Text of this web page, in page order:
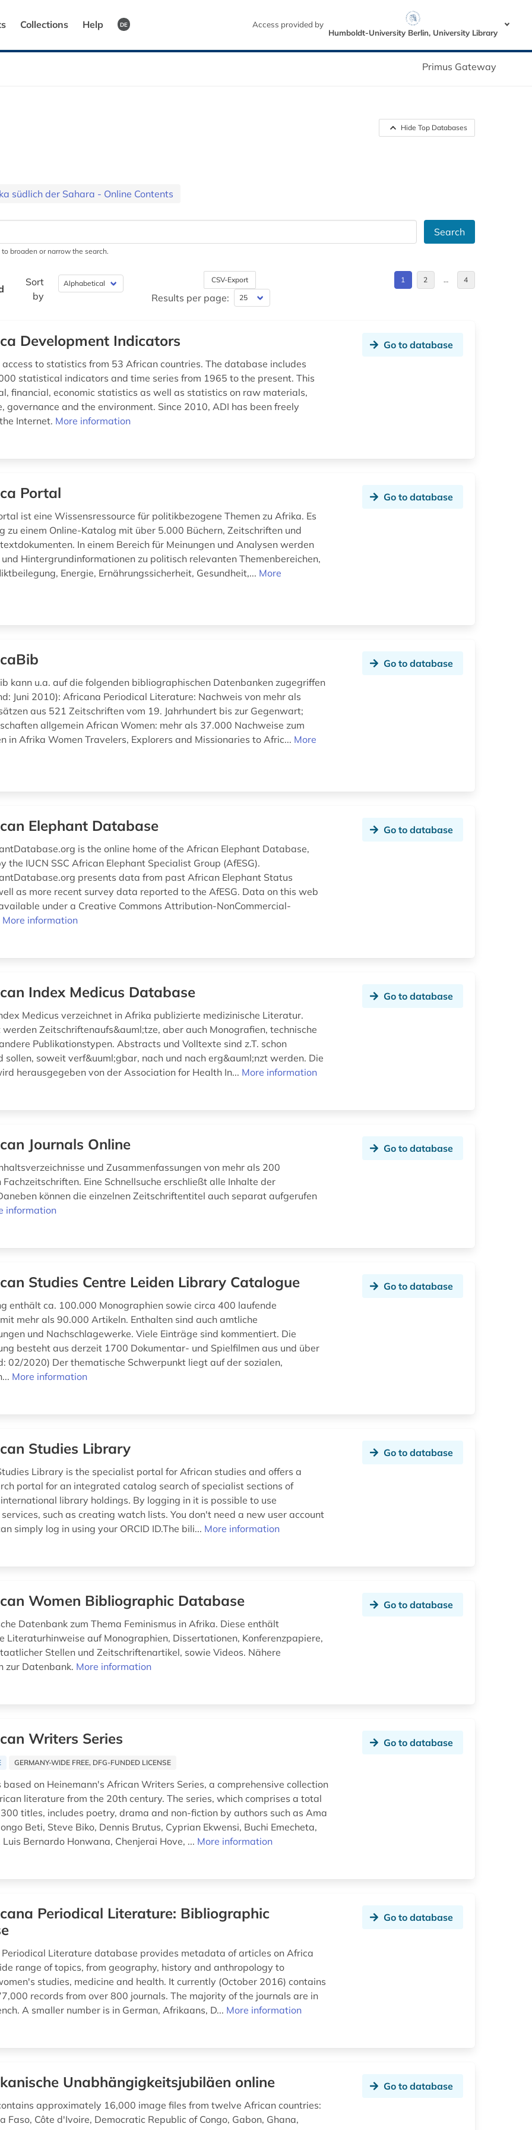
Collections Help DE
Access provided by
Humboldt-University Berlin, University Library
Primus Gateway
Hide Top Databases
südlich der Sahara - Online Contents
Search
broaden or narrow the search.
Sort
by
CSV-Export
Results per page:
1 2 … 4
Development Indicators
to statistics from 53 African countries. The database includes
statistical indicators and time series from 1965 to the present. This
financial, economic statistics as well as statistics on raw materials,
governance and the environment. Since 2010, ADI has been freely
Internet. More information
Go to database
Portal
ist eine Wissensressource für politikbezogene Themen zu Afrika. Es
zu einem Online-Katalog mit über 5.000 Büchern, Zeitschriften und
In einem Bereich für Meinungen und Analysen werden
Hintergrundinformationen zu politisch relevanten Themenbereichen,
Energie, Ernährungssicherheit, Gesundheit,... More
Go to database
kann u.a. auf die folgenden bibliographischen Datenbanken zugegriffen
Juni 2010): Africana Periodical Literature: Nachweis von mehr als
aus 521 Zeitschriften vom 19. Jahrhundert bis zur Gegenwart;
allgemein African Women: mehr als 37.000 Nachweise zum
in Afrika Women Travelers, Explorers and Missionaries to Afric... More
Go to database
Elephant Database
is the online home of the African Elephant Database,
the IUCN SSC African Elephant Specialist Group (AfESG).
presents data from past African Elephant Status
as more recent survey data reported to the AfESG. Data on this web
under a Creative Commons Attribution-NonCommercial-
More information
Go to database
Index Medicus Database
Medicus verzeichnet in Afrika publizierte medizinische Literatur.
Zeitschriftenaufs&auml;tze, aber auch Monografien, technische
Publikationstypen. Abstracts und Volltexte sind z.T. schon
sollen, soweit verf&uuml;gbar, nach und nach erg&auml;nzt werden. Die
herausgegeben von der Association for Health In... More information
Go to database
Journals Online
und Zusammenfassungen von mehr als 200
Eine Schnellsuche erschließt alle Inhalte der
können die einzelnen Zeitschriftentitel auch separat aufgerufen
information
Go to database
Studies Centre Leiden Library Catalogue
enthält ca. 100.000 Monographien sowie circa 400 laufende
mehr als 90.000 Artikeln. Enthalten sind auch amtliche
und Nachschlagewerke. Viele Einträge sind kommentiert. Die
besteht aus derzeit 1700 Dokumentar- und Spielfilmen aus und über
02/2020) Der thematische Schwerpunkt liegt auf der sozialen,
More information
Go to database
Studies Library
Library is the specialist portal for African studies and offers a
portal for an integrated catalog search of specialist sections of
library holdings. By logging in it is possible to use
such as creating watch lists. You don't need a new user account
simply log in using your ORCID ID.The bili... More information
Go to database
Women Bibliographic Database
Datenbank zum Thema Feminismus in Afrika. Diese enthält
Literaturhinweise auf Monographien, Dissertationen, Konferenzpapiere,
Stellen und Zeitschriftenartikel, sowie Videos. Nähere
zur Datenbank. More information
Go to database
Writers Series
GERMANY-WIDE FREE, DFG-FUNDED LICENSE
based on Heinemann's African Writers Series, a comprehensive collection
literature from the 20th century. The series, which comprises a total
titles, includes poetry, drama and non-fiction by authors such as Ama
Beti, Steve Biko, Dennis Brutus, Cyprian Ekwensi, Buchi Emecheta,
Luis Bernardo Honwana, Chenjerai Hove, ... More information
Go to database
Periodical Literature: Bibliographic
Literature database provides metadata of articles on Africa
range of topics, from geography, history and anthropology to
studies, medicine and health. It currently (October 2016) contains
records from over 800 journals. The majority of the journals are in
A smaller number is in German, Afrikaans, D... More information
Go to database
Unabhängigkeitsjubiläen online
approximately 16,000 image files from twelve African countries:
Faso, Côte d'Ivoire, Democratic Republic of Congo, Gabon, Ghana,
Go to database